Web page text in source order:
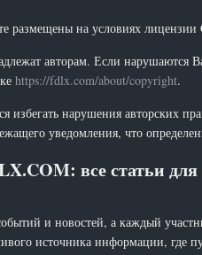
размещены на условиях
авторам. Если нарушаются
https://fdlx.com/about/copyright.
избегать нарушения авторских
уведомления, что
все статьи
и новостей, а каждый
источника информации, где